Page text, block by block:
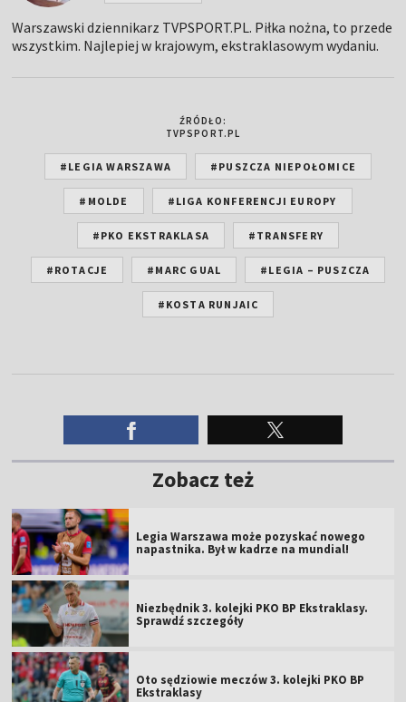
Warszawski dziennikarz TVPSPORT.PL. Piłka nożna, to przede
wszystkim. Najlepiej w krajowym, ekstraklasowym wydaniu.
ŹRÓDŁO:
TVPSPORT.PL
#LEGIA WARSZAWA #PUSZCZA NIEPOŁOMICE
#MOLDE #LIGA KONFERENCJI EUROPY
#PKO EKSTRAKLASA #TRANSFERY
#ROTACJE #MARC GUAL #LEGIA – PUSZCZA
#KOSTA RUNJAIC
Zobacz też
Legia Warszawa może pozyskać nowego
napastnika. Był w kadrze na mundial!
Niezbędnik 3. kolejki PKO BP Ekstraklasy.
Sprawdź szczegóły
Oto sędziowie meczów 3. kolejki PKO BP
Ekstraklasy